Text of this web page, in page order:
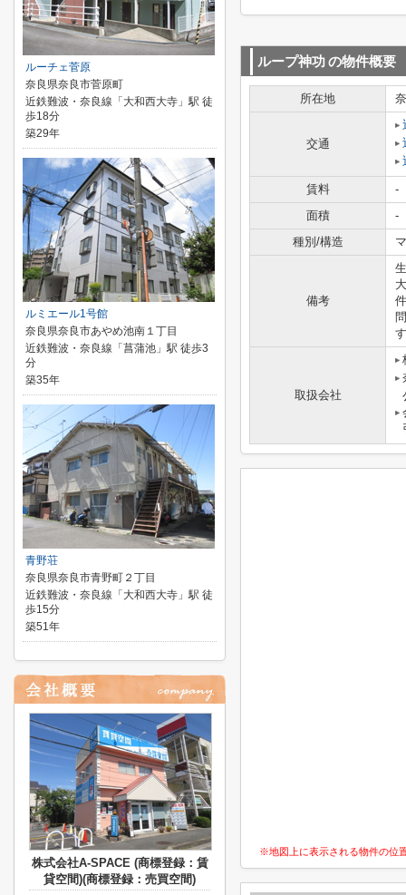
ループ神功の物件概要
所在地
交通
賃料
-
面積
-
種別/構造
備考
取扱会社
※地図上に表示される物件の位
ルーチェ菅原
奈良県奈良市菅原町
近鉄難波・奈良線「大和西大寺」駅 徒
歩18分
築29年
ルミエール1号館
奈良県奈良市あやめ池南１丁目
近鉄難波・奈良線「菖蒲池」駅 徒歩3
分
築35年
青野荘
奈良県奈良市青野町２丁目
近鉄難波・奈良線「大和西大寺」駅 徒
歩15分
築51年
株式会社A-SPACE (商標登録：賃
貸空間)(商標登録：売買空間)